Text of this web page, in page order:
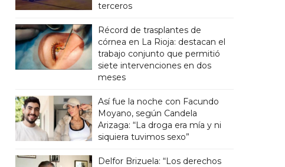
terceros
Récord de trasplantes de
córnea en La Rioja: destacan el
trabajo conjunto que permitió
siete intervenciones en dos
meses
Así fue la noche con Facundo
Moyano, según Candela
Arizaga: “La droga era mía y ni
siquiera tuvimos sexo”
Delfor Brizuela: “Los derechos